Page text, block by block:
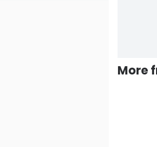
More